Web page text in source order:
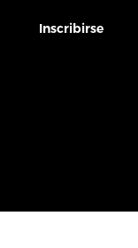
Inscribirse